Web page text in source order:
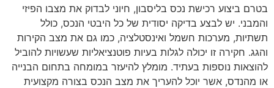
בטרם ביצוע רכישת נכס בליסבון, חיוני לבדוק את מצבו הפיזי
והמבני. יש לבצע בדיקה יסודית של כל היבטי הנכס, כולל
תשתיות, מערכות חשמל ואינסטלציה, כמו גם את מצב הקירות
והגג. חקירה זו יכולה לגלות בעיות פוטנציאליות שעשויות להוביל
להוצאות נוספות בעתיד. מומלץ להיעזר במומחה בתחום הבנייה
או מהנדס, אשר יוכל להעריך את מצב הנכס בצורה מקצועית